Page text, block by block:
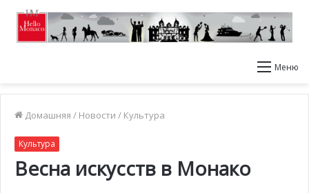
Меню
Домашняя / Новости / Культура
Культура
Весна искусств в Монако